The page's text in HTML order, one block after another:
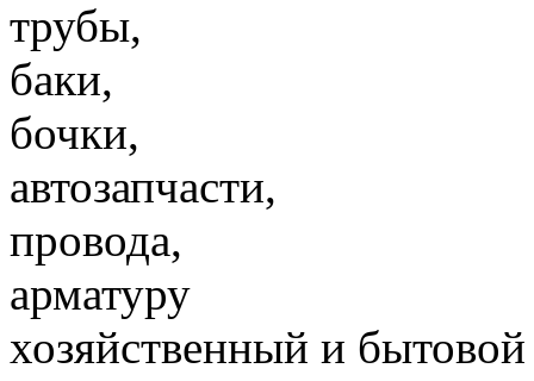
трубы,
баки,
бочки,
автозапчасти,
провода,
арматуру
хозяйственный и